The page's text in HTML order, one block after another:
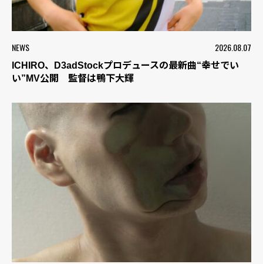
NEWS 2026.08.07
ICHIRO、D3adStockプロデュースの最新曲“幸せでい
い”MV公開 監督は鴨下大輝